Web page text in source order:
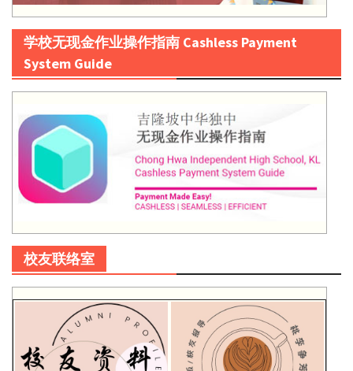
学校无现金作业操作指南 Cashless Payment
System Guide
校友联络室